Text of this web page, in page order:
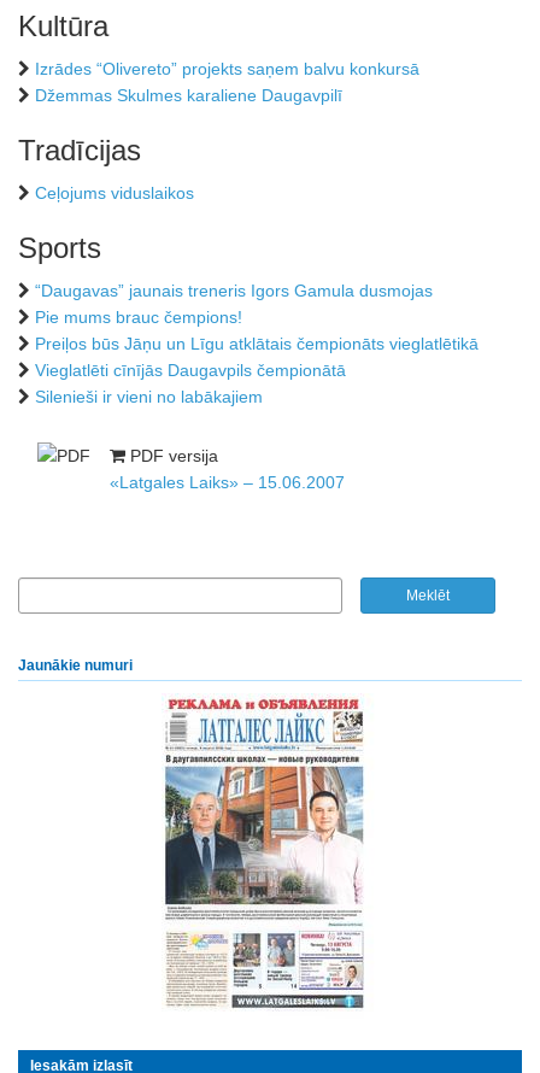
Kultūra
Izrādes “Olivereto” projekts saņem balvu konkursā
Džemmas Skulmes karaliene Daugavpilī
Tradīcijas
Ceļojums viduslaikos
Sports
“Daugavas” jaunais treneris Igors Gamula dusmojas
Pie mums brauc čempions!
Preiļos būs Jāņu un Līgu atklātais čempionāts vieglatlētikā
Vieglatlēti cīnījās Daugavpils čempionātā
Silenieši ir vieni no labākajiem
PDF versija
«Latgales Laiks» – 15.06.2007
Jaunākie numuri
Iesakām izlasīt